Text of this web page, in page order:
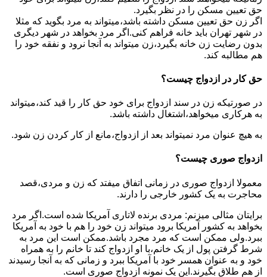
حق تعیین مسکن را در نظر بگیرد.
اگر زن حق تعیین مسکن داشته باشد،میتواند به مرد بگوید که مثلا
در شهر تهران باید خانه فراهم کنی.اگر مرد بخواهد در شهر دیگری
بدون رضایت زن خانه بگیرد،زن میتواند به آنجا نرود و نفقه خود را
هم مطالبه کند.
حق کار در ازدواج چیست؟
در صورتیکه زن در سند ازدواج برای خود حق کار را قید کند،میتواند
به هرکاری میخواهد،اشتغال داشته باشد.
به هیچ عنوان مرد نمیتواند بعد از ازدواج،مانع از کار کردن زن شود.
ازدواج صوری چیست؟
معمولا ازدواج صوری در زمانی اتفاق میفتد که زن و مردی،قصد
محاجرت به یک کشور خارجی را دارند.
برایتان مثالی میزنم: مردی برنده لاتاری آمریکا شده است.اگر مرد
بخواهد به کشور آمریکا برود میتواند زن خود را هم با خود به آمریکا
ببرد.ولی ممکن است که مرد مجرد باشد.ممکن است این مرد به
شرط گرفتن پول از یک خانم،با او ازدواج کند تا خانم را به همراه
خود و به عنوان همسر خود با آمریکا ببرد و زمانی که به آنجا رسیدند
از هم طلاق بگیرند.این یک نمونه ازدواج صوری است.